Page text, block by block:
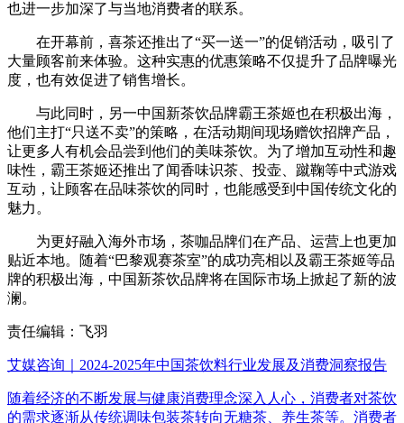
也进一步加深了与当地消费者的联系。
在开幕前，喜茶还推出了“买一送一”的促销活动，吸引了
大量顾客前来体验。这种实惠的优惠策略不仅提升了品牌曝光
度，也有效促进了销售增长。
与此同时，另一中国新茶饮品牌霸王茶姬也在积极出海，
他们主打“只送不卖”的策略，在活动期间现场赠饮招牌产品，
让更多人有机会品尝到他们的美味茶饮。为了增加互动性和趣
味性，霸王茶姬还推出了闻香味识茶、投壶、蹴鞠等中式游戏
互动，让顾客在品味茶饮的同时，也能感受到中国传统文化的
魅力。
为更好融入海外市场，茶咖品牌们在产品、运营上也更加
贴近本地。随着“巴黎观赛茶室”的成功亮相以及霸王茶姬等品
牌的积极出海，中国新茶饮品牌将在国际市场上掀起了新的波
澜。
责任编辑：飞羽
艾媒咨询｜2024-2025年中国茶饮料行业发展及消费洞察报告
随着经济的不断发展与健康消费理念深入人心，消费者对茶饮
的需求逐渐从传统调味包装茶转向无糖茶、养生茶等。消费者